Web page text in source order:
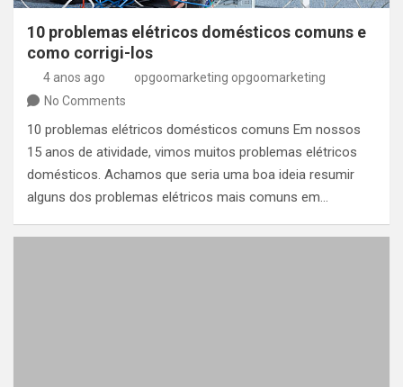
10 problemas elétricos domésticos comuns e
como corrigi-los
4 anos ago
opgoomarketing opgoomarketing
No Comments
10 problemas elétricos domésticos comuns Em nossos
15 anos de atividade, vimos muitos problemas elétricos
domésticos. Achamos que seria uma boa ideia resumir
alguns dos problemas elétricos mais comuns em…